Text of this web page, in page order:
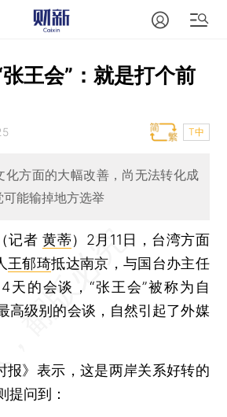
王会”：就是打个前
T中
化方面的大幅改善，尚无法转化成
能输掉地方选举
记者黄蒂） 2月11日，台湾方面
王郁琦抵达南京，与国台办主任
天的会谈，“张王会”被称为自
高级别的会谈，自然引起了外媒
》表示，这是两岸关系好转的
提问到：